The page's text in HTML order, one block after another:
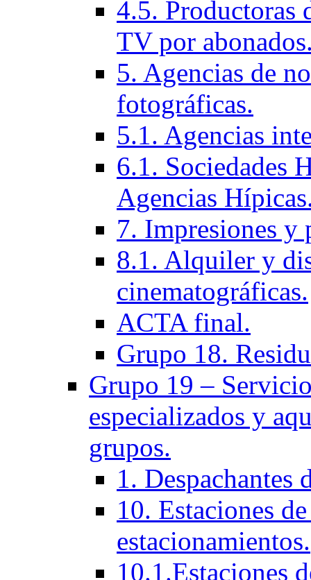
4.5. Productoras
TV por
5. Agencias de
fotográficas.
5.1. Agencias
6.1. Sociedades
Agencias
7. Impresiones
8.1. Alquiler y
cinematográficas.
ACTA final.
Grupo 18.
Grupo 19 –
especializados y
grupos.
1. Despachantes
10. Estaciones
estacionamientos.
10.1.Estaciones